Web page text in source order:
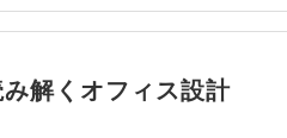
解くオフィス設計